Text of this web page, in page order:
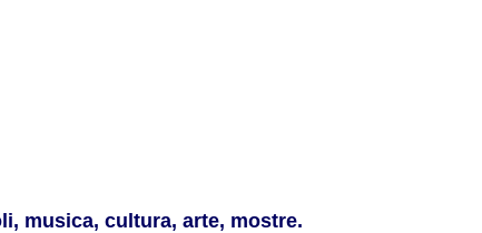
musica, cultura, arte, mostre.